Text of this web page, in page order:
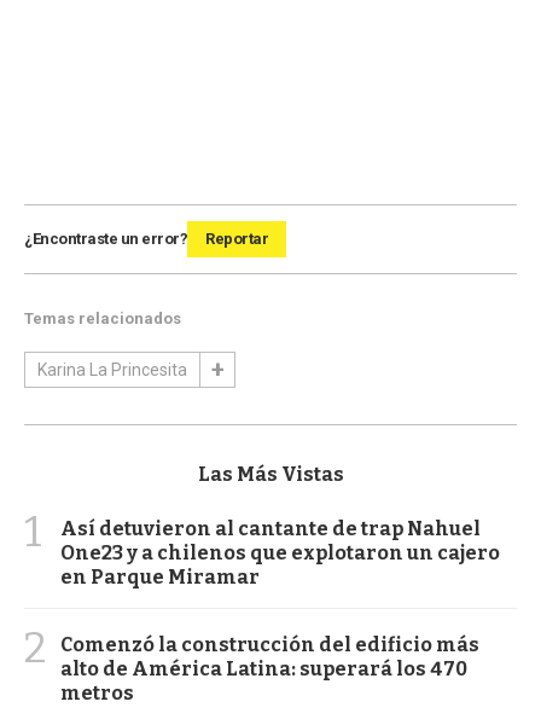
¿Encontraste un error? Reportar
Temas relacionados
Karina La Princesita
Las Más Vistas
1
Así detuvieron al cantante de trap Nahuel
One23 y a chilenos que explotaron un cajero
en Parque Miramar
2
Comenzó la construcción del edificio más
alto de América Latina: superará los 470
metros